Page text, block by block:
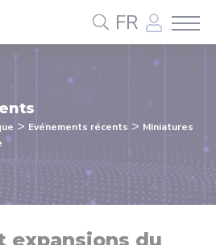
FR
> Evénements récents > Miniatures
expansions du